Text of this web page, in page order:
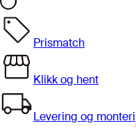
Prismatch
Klikk og hent
Levering og